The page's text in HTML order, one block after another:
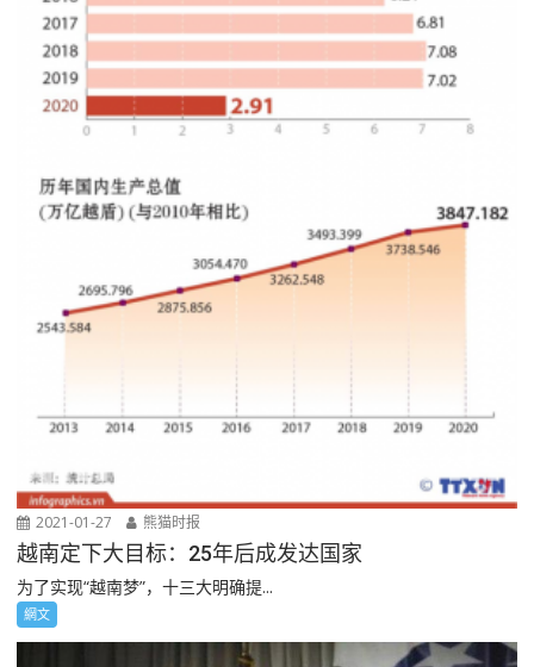
2021-01-27 熊猫时报
越南定下大目标：25年后成发达国家
为了实现“越南梦”，十三大明确提...
網文